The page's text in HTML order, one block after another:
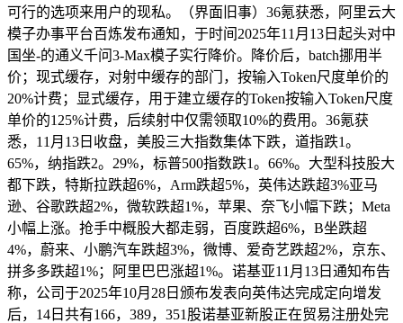
可行的选项来用户的现私。（界面旧事）36氪获悉，阿里云大
模子办事平台百炼发布通知，于时间2025年11月13日起头对中
国坐-的通义千问3-Max模子实行降价。降价后，batch挪用半
价；现式缓存，对射中缓存的部门，按输入Token尺度单价的
20%计费；显式缓存，用于建立缓存的Token按输入Token尺度
单价的125%计费，后续射中仅需领取10%的费用。36氪获
悉，11月13日收盘，美股三大指数集体下跌，道指跌1。
65%，纳指跌2。29%，标普500指数跌1。66%。大型科技股大
都下跌，特斯拉跌超6%，Arm跌超5%，英伟达跌超3%亚马
逊、谷歌跌超2%，微软跌超1%，苹果、奈飞小幅下跌；Meta
小幅上涨。抢手中概股大都走弱，百度跌超6%，B坐跌超
4%，蔚来、小鹏汽车跌超3%，微博、爱奇艺跌超2%，京东、
拼多多跌超1%；阿里巴巴涨超1%。诺基亚11月13日通知布告
称，公司于2025年10月28日颁布发表向英伟达完成定向增发
后，14日共有166，389，351股诺基亚新股正在贸易注册处完